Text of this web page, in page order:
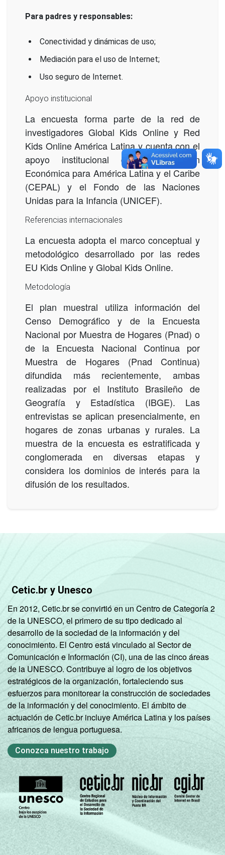
Para padres y responsables:
Conectividad y dinámicas de uso;
Mediación para el uso de Internet;
Uso seguro de Internet.
Apoyo institucional
La encuesta forma parte de la red de
investigadores Global Kids Online y Red
Kids Online América Latina y cuenta con el
apoyo institucional de la Comisión
Económica para América Latina y el Caribe
(CEPAL) y el Fondo de las Naciones
Unidas para la Infancia (UNICEF).
Referencias internacionales
La encuesta adopta el marco conceptual y
metodológico desarrollado por las redes
EU Kids Online y Global Kids Online.
Metodología
El plan muestral utiliza información del
Censo Demográfico y de la Encuesta
Nacional por Muestra de Hogares (Pnad) o
de la Encuesta Nacional Continua por
Muestra de Hogares (Pnad Continua)
difundida más recientemente, ambas
realizadas por el Instituto Brasileño de
Geografía y Estadística (IBGE). Las
entrevistas se aplican presencialmente, en
hogares de zonas urbanas y rurales. La
muestra de la encuesta es estratificada y
conglomerada en diversas etapas y
considera los dominios de interés para la
difusión de los resultados.
Cetic.br y Unesco
En 2012, Cetic.br se convirtió en un Centro de Categoría 2
de la UNESCO, el primero de su tipo dedicado al
desarrollo de la sociedad de la información y del
conocimiento. El Centro está vinculado al Sector de
Comunicación e Información (CI), una de las cinco áreas
de la UNESCO. Contribuye al logro de los objetivos
estratégicos de la organización, fortaleciendo sus
esfuerzos para monitorear la construcción de sociedades
de la información y del conocimiento. El ámbito de
actuación de Cetic.br incluye América Latina y los países
africanos de lengua portuguesa.
Conozca nuestro trabajo